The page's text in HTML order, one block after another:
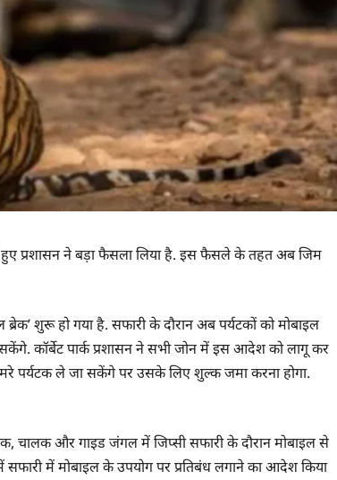
हुए प्रशासन ने बड़ा फैसला लिया है. इस फैसले के तहत अब जिम
ब्रेक’ शुरू हो गया है. सफारी के दौरान अब पर्यटकों को मोबाइल
कॉर्बेट पार्क प्रशासन ने सभी जोन में इस आदेश को लागू कर
पर्यटक ले जा सकेंगे पर उसके लिए शुल्क जमा करना होगा.
चालक और गाइड जंगल में जिप्सी सफारी के दौरान मोबाइल से
सफारी में मोबाइल के उपयोग पर प्रतिबंध लगाने का आदेश किया